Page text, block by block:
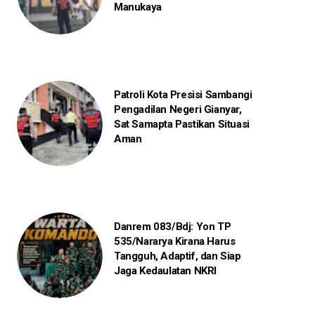
Manukaya
Patroli Kota Presisi Sambangi
Pengadilan Negeri Gianyar,
Sat Samapta Pastikan Situasi
Aman
Danrem 083/Bdj: Yon TP
535/Nararya Kirana Harus
Tangguh, Adaptif, dan Siap
Jaga Kedaulatan NKRI